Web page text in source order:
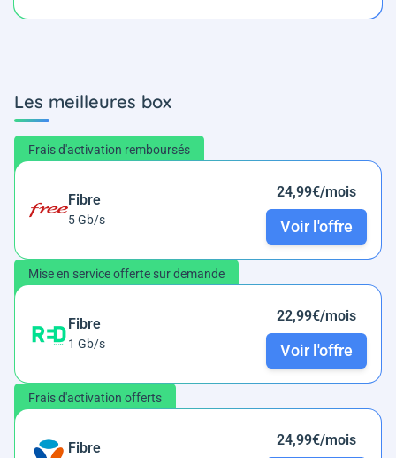
Les meilleures box
Frais d'activation remboursés
Fibre
5 Gb/s
24,99€/mois
Voir l'offre
Mise en service offerte sur demande
Fibre
1 Gb/s
22,99€/mois
Voir l'offre
Frais d'activation offerts
Fibre 24,99€/mois